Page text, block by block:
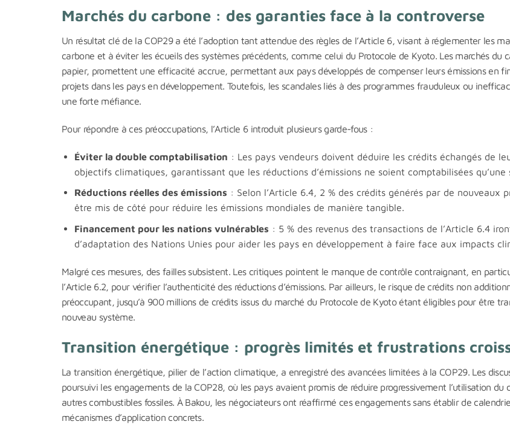
Marchés du carbone : des garanties face à la controverse
Un résultat clé de la COP29 a été l’adoption tant attendue des règles de l’Article 6, visant à réglementer les
carbone et à éviter les écueils des systèmes précédents, comme celui du Protocole de Kyoto. Les marchés du
papier, promettent une efficacité accrue, permettant aux pays développés de compenser leurs émissions en
projets dans les pays en développement. Toutefois, les scandales liés à des programmes frauduleux ou
une forte méfiance.
Pour répondre à ces préoccupations, l’Article 6 introduit plusieurs garde-fous :
Éviter la double comptabilisation : Les pays vendeurs doivent déduire les crédits échangés de
objectifs climatiques, garantissant que les réductions d’émissions ne soient comptabilisées qu’une
Réductions réelles des émissions : Selon l’Article 6.4, 2 % des crédits générés par de nouveaux
être mis de côté pour réduire les émissions mondiales de manière tangible.
Financement pour les nations vulnérables : 5 % des revenus des transactions de l’Article 6.4
d’adaptation des Nations Unies pour aider les pays en développement à faire face aux impacts
Malgré ces mesures, des failles subsistent. Les critiques pointent le manque de contrôle contraignant, en
l’Article 6.2, pour vérifier l’authenticité des réductions d’émissions. Par ailleurs, le risque de crédits non
préoccupant, jusqu’à 900 millions de crédits issus du marché du Protocole de Kyoto étant éligibles pour être
nouveau système.
Transition énergétique : progrès limités et frustrations
La transition énergétique, pilier de l’action climatique, a enregistré des avancées limitées à la COP29. Les
poursuivi les engagements de la COP28, où les pays avaient promis de réduire progressivement l’utilisation du
autres combustibles fossiles. À Bakou, les négociateurs ont réaffirmé ces engagements sans établir de
mécanismes d’application concrets.